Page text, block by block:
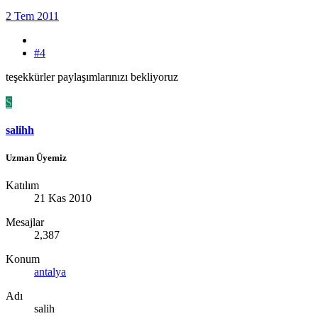
2 Tem 2011
#4
teşekkürler paylaşımlarınızı bekliyoruz
S
salihh
Uzman Üyemiz
Katılım
21 Kas 2010
Mesajlar
2,387
Konum
antalya
Adı
salih